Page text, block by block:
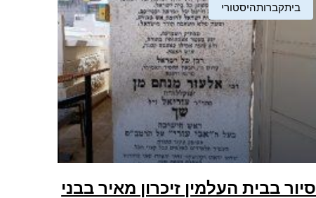
ביתקברותהיסטורי
סיור בבית העלמין זיכרון מאיר בבני